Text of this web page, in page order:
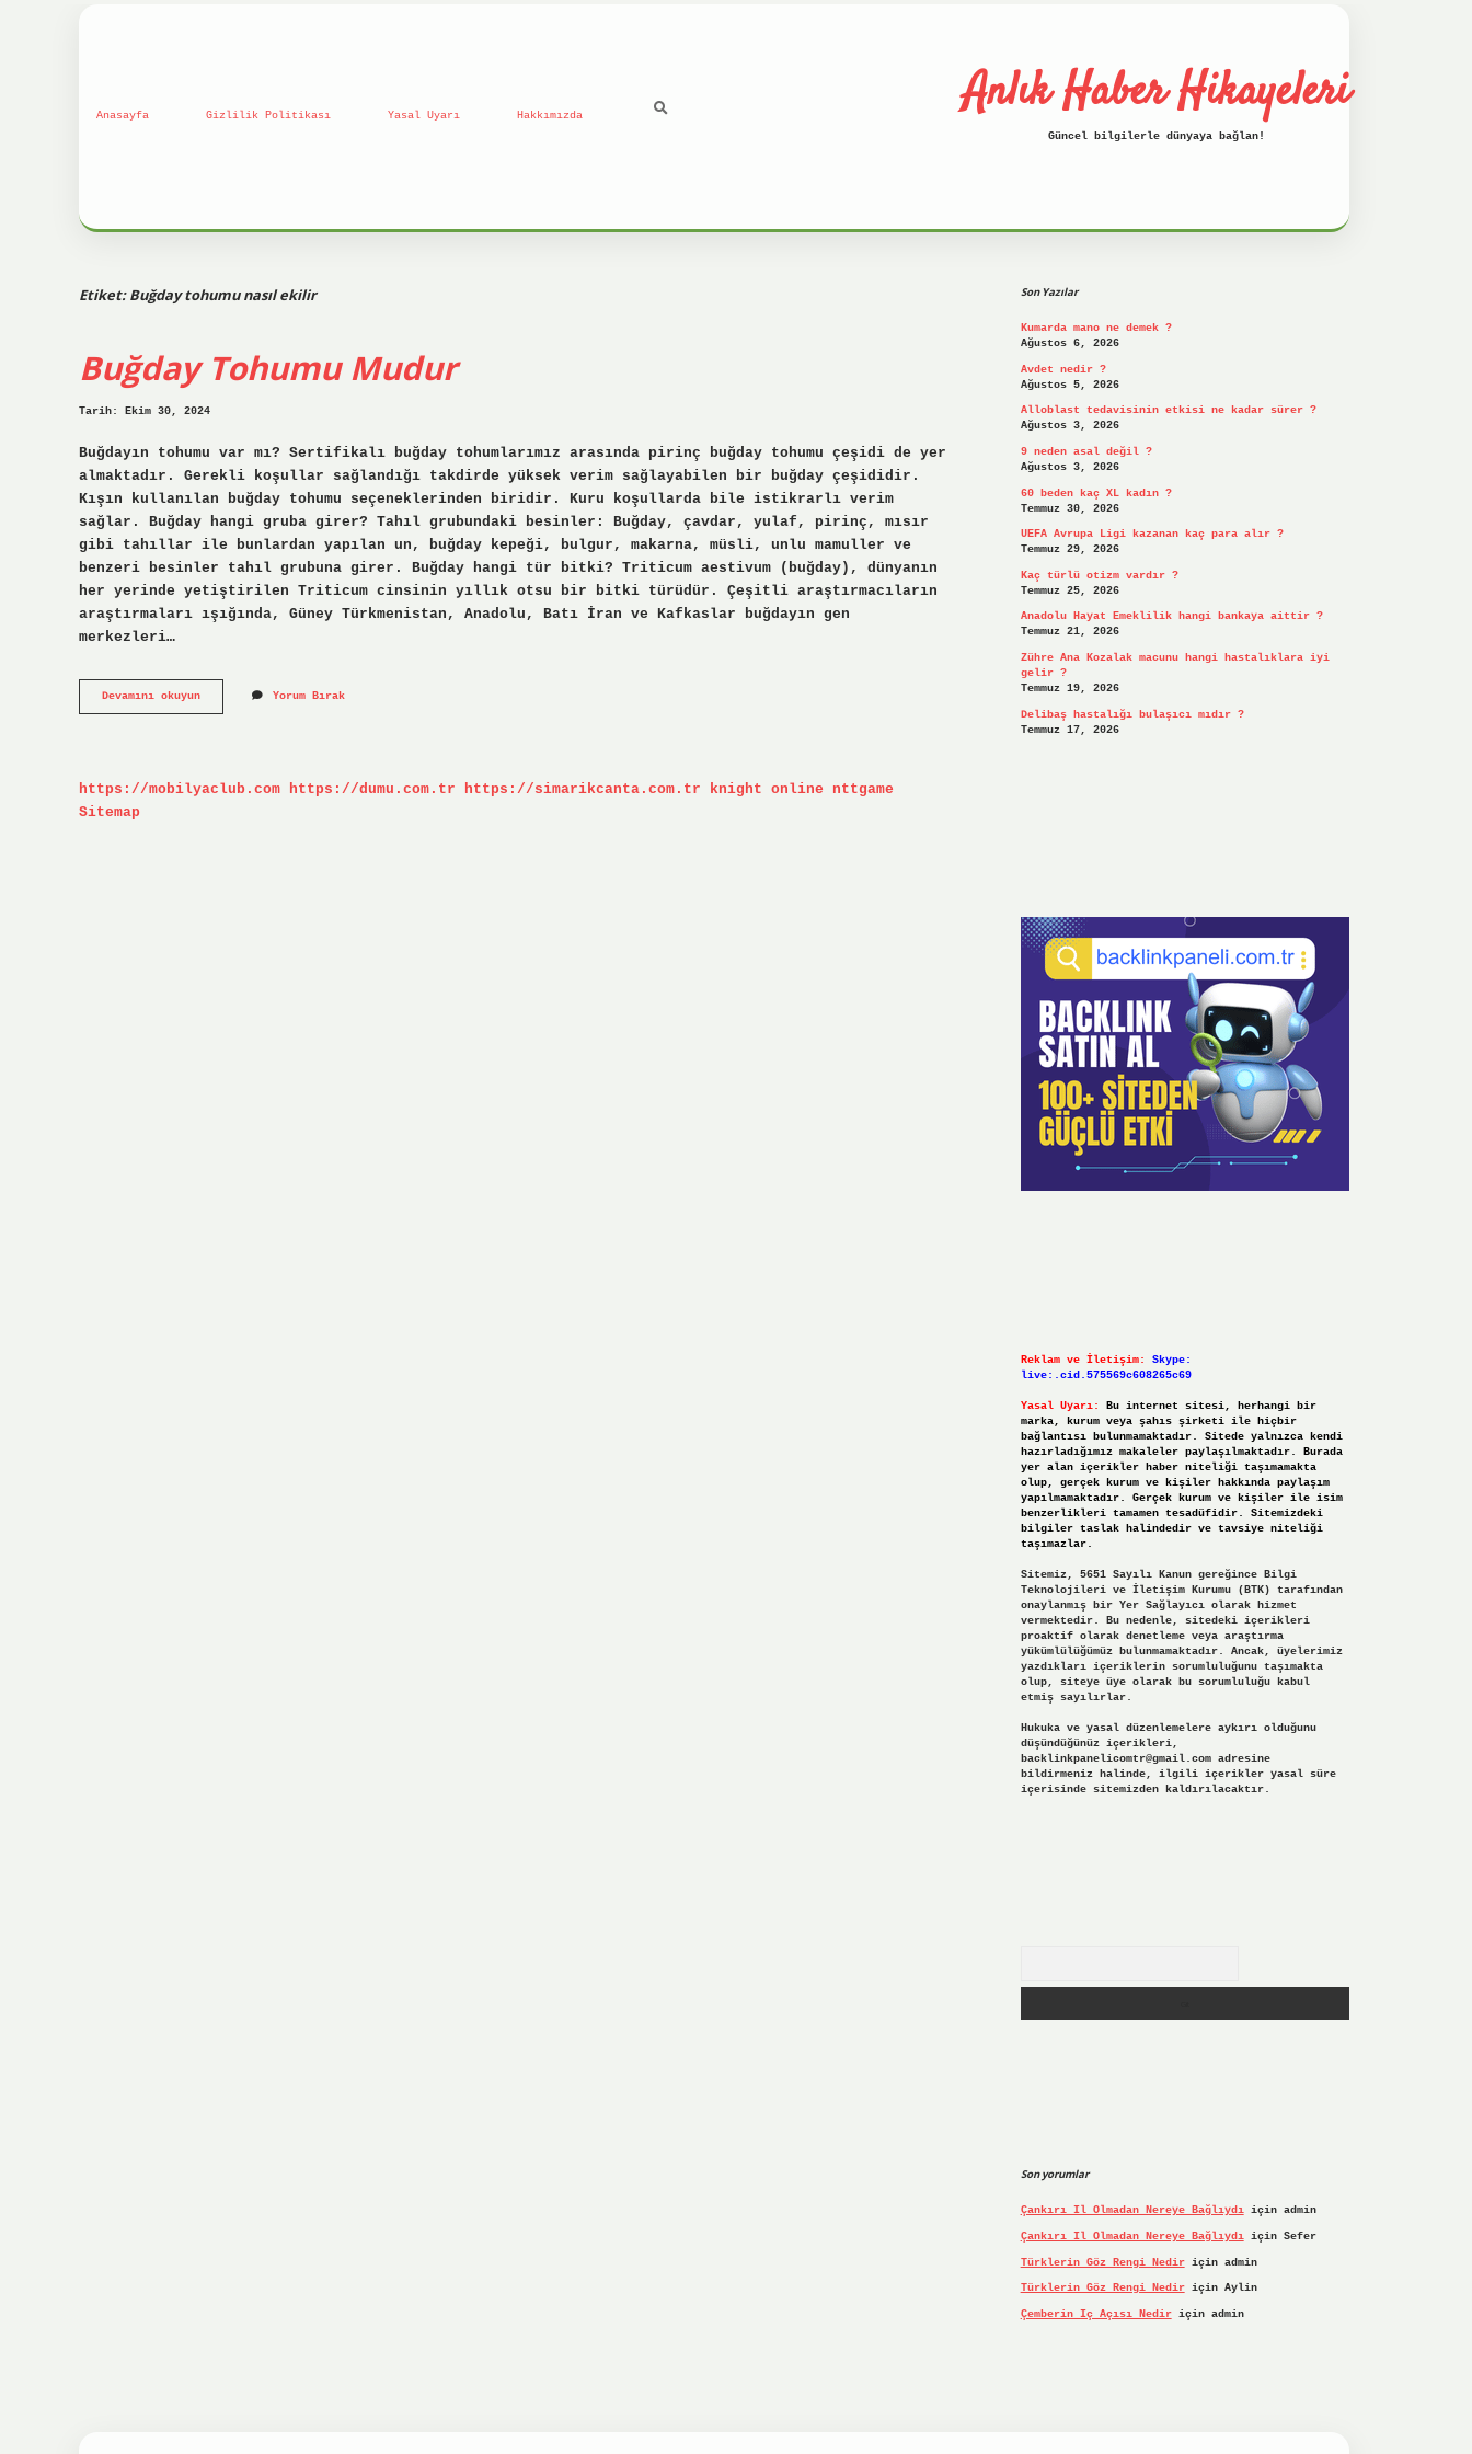
Anasayfa Gizlilik Politikası Yasal Uyarı Hakkımızda Anlık Haber Hikayeleri
Güncel bilgilerle dünyaya bağlan!
Etiket:Buğday tohumu nasıl ekilir
Buğday Tohumu Mudur
Tarih: Ekim 30, 2024
Buğdayın tohumu var mı? Sertifikalı buğday tohumlarımız arasında pirinç buğday tohumu çeşidi de yer
almaktadır. Gerekli koşullar sağlandığı takdirde yüksek verim sağlayabilen bir buğday çeşididir.
Kışın kullanılan buğday tohumu seçeneklerinden biridir. Kuru koşullarda bile istikrarlı verim
sağlar. Buğday hangi gruba girer? Tahıl grubundaki besinler: Buğday, çavdar, yulaf, pirinç, mısır
gibi tahıllar ile bunlardan yapılan un, buğday kepeği, bulgur, makarna, müsli, unlu mamuller ve
benzeri besinler tahıl grubuna girer. Buğday hangi tür bitki? Triticum aestivum (buğday), dünyanın
her yerinde yetiştirilen Triticum cinsinin yıllık otsu bir bitki türüdür. Çeşitli araştırmacıların
araştırmaları ışığında, Güney Türkmenistan, Anadolu, Batı İran ve Kafkaslar buğdayın gen
merkezleri…
Devamını okuyunBuğday
Tohumu
Yorum Bırak
https://mobilyaclub.com https://dumu.com.tr https://simarikcanta.com.tr knight online
nttgame
Sitemap
Son Yazılar
Kumarda mano ne demek ?
Ağustos 6, 2026
Avdet nedir ?
Ağustos 5, 2026
Alloblast tedavisinin etkisi ne kadar sürer ?
Ağustos 3, 2026
9 neden asal değil ?
Ağustos 3, 2026
60 beden kaç XL kadın ?
Temmuz 30, 2026
UEFA Avrupa Ligi kazanan kaç para alır ?
Temmuz 29, 2026
Kaç türlü otizm vardır ?
Temmuz 25, 2026
Anadolu Hayat Emeklilik hangi bankaya aittir ?
Temmuz 21, 2026
Zühre Ana Kozalak macunu hangi hastalıklara iyi
gelir ?
Temmuz 19, 2026
Delibaş hastalığı bulaşıcı mıdır ?
Temmuz 17, 2026
Reklam ve İletişim:
Skype:
live:.cid.575569c608265c69
Yasal Uyarı:
Bu internet sitesi, herhangi bir
marka, kurum veya şahıs şirketi ile hiçbir
bağlantısı bulunmamaktadır. Sitede yalnızca kendi
hazırladığımız makaleler paylaşılmaktadır. Burada
yer alan içerikler haber niteliği taşımamakta
olup, gerçek kurum ve kişiler hakkında paylaşım
yapılmamaktadır. Gerçek kurum ve kişiler ile isim
benzerlikleri tamamen tesadüfidir. Sitemizdeki
bilgiler taslak halindedir ve tavsiye niteliği
taşımazlar.
Sitemiz, 5651 Sayılı Kanun gereğince Bilgi
Teknolojileri ve İletişim Kurumu (BTK) tarafından
onaylanmış bir Yer Sağlayıcı olarak hizmet
vermektedir. Bu nedenle, sitedeki içerikleri
proaktif olarak denetleme veya araştırma
yükümlülüğümüz bulunmamaktadır. Ancak, üyelerimiz
yazdıkları içeriklerin sorumluluğunu taşımakta
olup, siteye üye olarak bu sorumluluğu kabul
etmiş sayılırlar.
Hukuka ve yasal düzenlemelere aykırı olduğunu
düşündüğünüz içerikleri,
backlinkpanelicomtr@gmail.comadresine
bildirmeniz halinde, ilgili içerikler yasal süre
içerisinde sitemizden kaldırılacaktır.
Son yorumlar
Çankırı Il Olmadan Nereye Bağlıydıiçin admin
Çankırı Il Olmadan Nereye Bağlıydıiçin Sefer
Türklerin Göz Rengi Nediriçin admin
Türklerin Göz Rengi Nediriçin Aylin
Çemberin Iç Açısı Nediriçin admin